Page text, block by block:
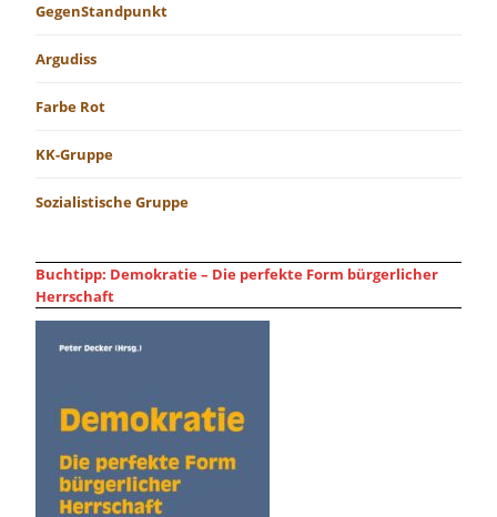
GegenStandpunkt
Argudiss
Farbe Rot
KK-Gruppe
Sozialistische Gruppe
Buchtipp: Demokratie – Die perfekte Form bürgerlicher
Herrschaft